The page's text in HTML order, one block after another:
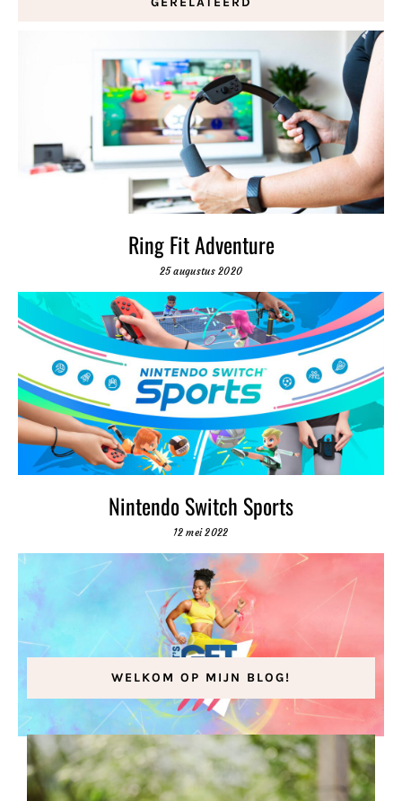
Ring Fit Adventure
25 augustus 2020
Nintendo Switch Sports
12 mei 2022
Word fit met Let’s Get Fit!
25 juni 2022
WELKOM OP MIJN BLOG!